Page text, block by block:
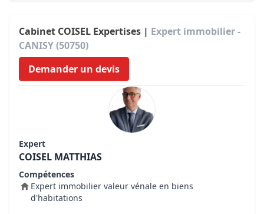
Cabinet COISEL Expertises | Expert immobilier -
CANISY (50750)
Demander un devis
Expert
COISEL MATTHIAS
Compétences
Expert immobilier valeur vénale en biens
d'habitations